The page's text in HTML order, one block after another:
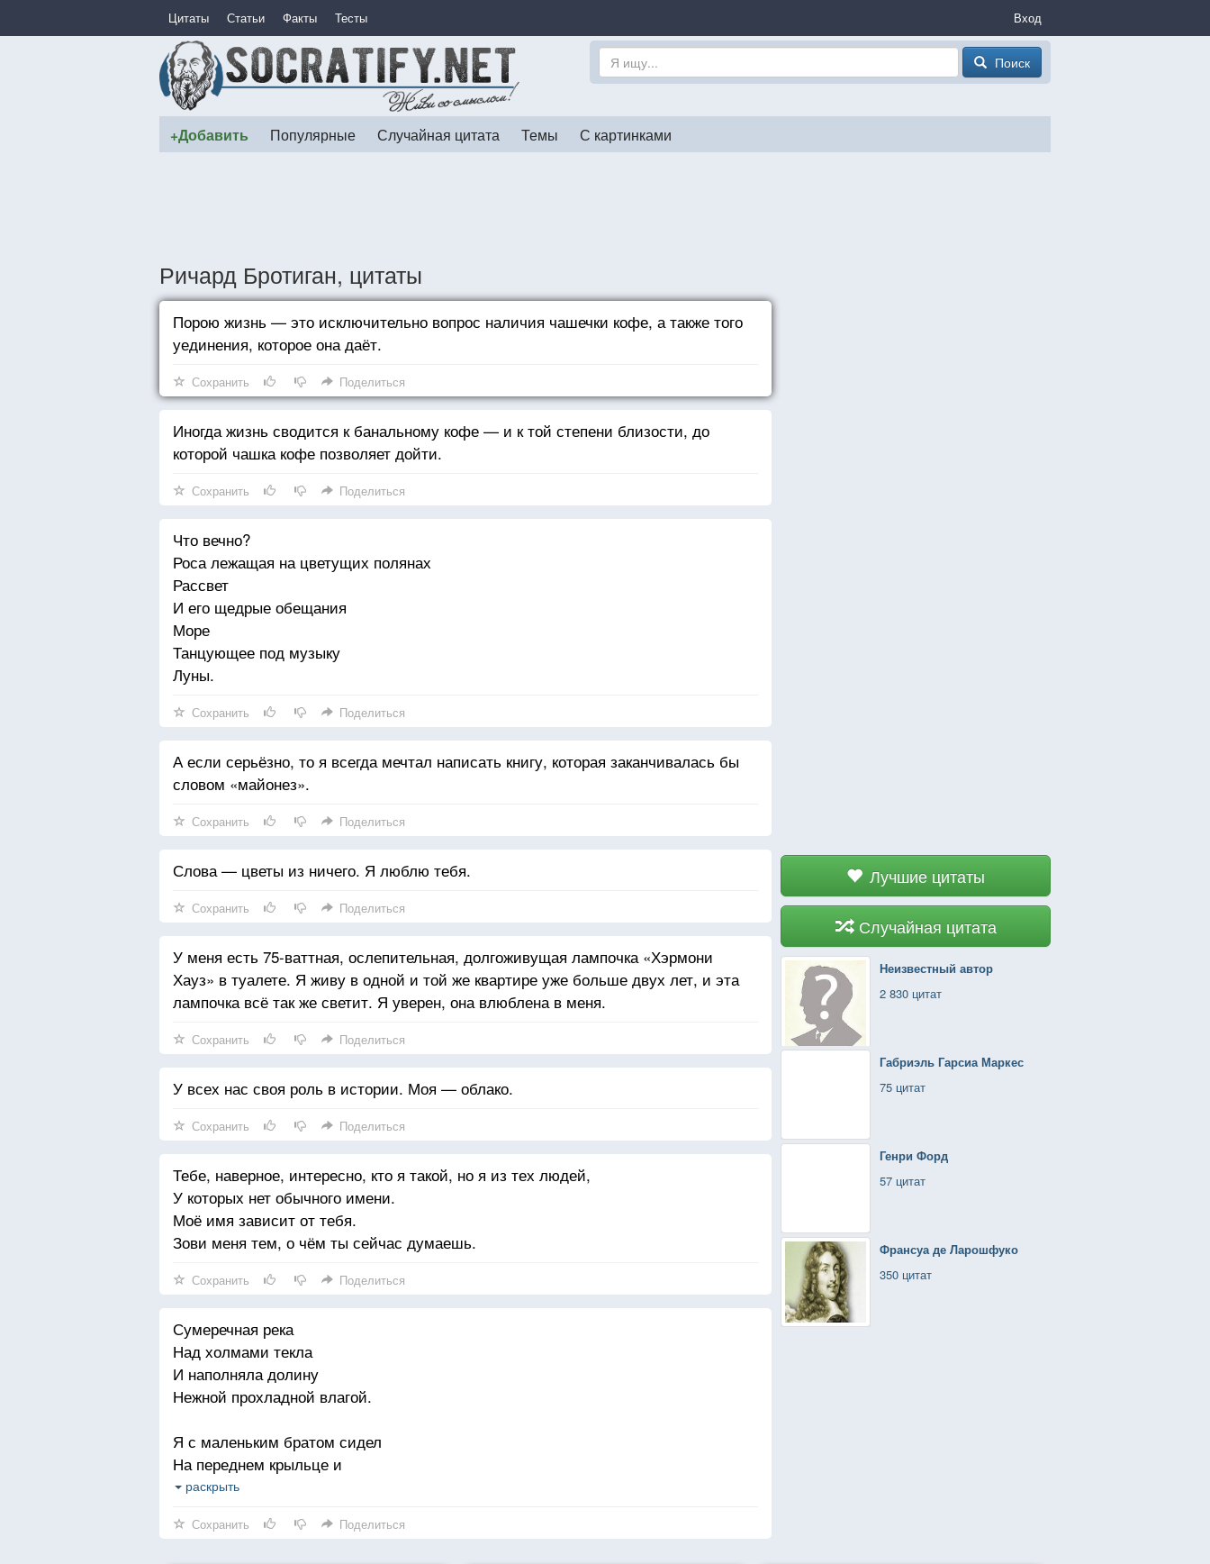
Цитаты Статьи Факты Тесты Вход
Поиск
+Добавить Популярные Случайная цитата Темы С картинками
Ричард Бротиган, цитаты
Лучшие цитаты
Случайная цитата
Неизвестный автор
2 830 цитат
Габриэль Гарсиа Маркес
75 цитат
Генри Форд
57 цитат
Франсуа де Ларошфуко
350 цитат
Порою жизнь — это исключительно вопрос наличия чашечки кофе, а также того
уединения, которое она даёт.
Сохранить Поделиться
Иногда жизнь сводится к банальному кофе — и к той степени близости, до
которой чашка кофе позволяет дойти.
Сохранить Поделиться
Что вечно?
Роса лежащая на цветущих полянах
Рассвет
И его щедрые обещания
Море
Танцующее под музыку
Луны.
Сохранить Поделиться
А если серьёзно, то я всегда мечтал написать книгу, которая заканчивалась бы
словом «майонез».
Сохранить Поделиться
Слова — цветы из ничего. Я люблю тебя.
Сохранить Поделиться
У меня есть 75-ваттная, ослепительная, долгоживущая лампочка «Хэрмони
Хауз» в туалете. Я живу в одной и той же квартире уже больше двух лет, и эта
лампочка всё так же светит. Я уверен, она влюблена в меня.
Сохранить Поделиться
У всех нас своя роль в истории. Моя — облако.
Сохранить Поделиться
Тебе, наверное, интересно, кто я такой, но я из тех людей,
У которых нет обычного имени.
Моё имя зависит от тебя.
Зови меня тем, о чём ты сейчас думаешь.
Сохранить Поделиться
Сумеречная река
Над холмами текла
И наполняла долину
Нежной прохладной влагой.
Я с маленьким братом сидел
На переднем крыльце и
Рассказывал сказку о том,
раскрыть
Сохранить Поделиться